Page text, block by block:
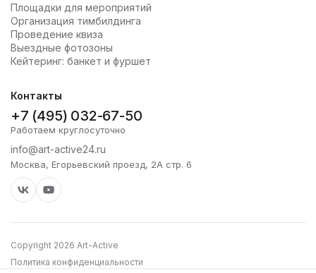
Площадки для мероприятий
Организация тимбилдинга
Проведение квиза
Выездные фотозоны
Кейтеринг: банкет и фуршет
Контакты
+7 (495) 032-67-50
Работаем круглосуточно
info@art-active24.ru
Москва, Егорьевский проезд, 2А стр. 6
Copyright 2026 Art-Active
Политика конфиденциальности